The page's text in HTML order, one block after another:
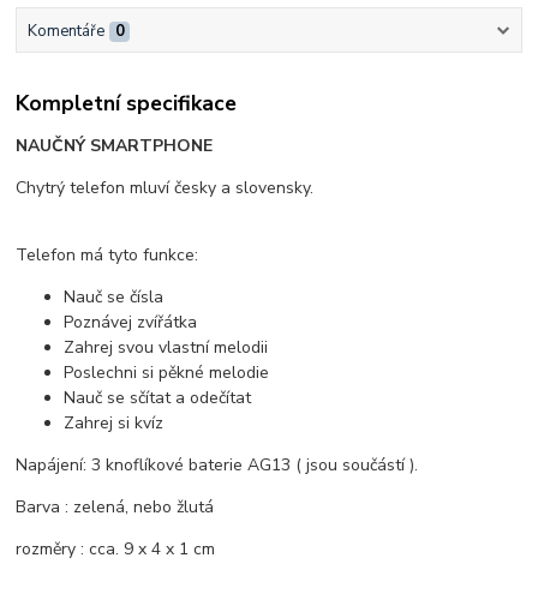
Komentáře 0
Kompletní specifikace
NAUČNÝ SMARTPHONE
Chytrý telefon mluví česky a slovensky.
Telefon má tyto funkce:
Nauč se čísla
Poznávej zvířátka
Zahrej svou vlastní melodii
Poslechni si pěkné melodie
Nauč se sčítat a odečítat
Zahrej si kvíz
Napájení: 3 knoflíkové baterie AG13 ( jsou součástí ).
Barva : zelená, nebo žlutá
rozměry : cca. 9 x 4 x 1 cm